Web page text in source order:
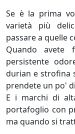
Se è la prima
varietà più
passare a quelle
Quando avete
persistente
durian e strofina
prendete un po'
E i marchi di
portafoglio con
ma quando si